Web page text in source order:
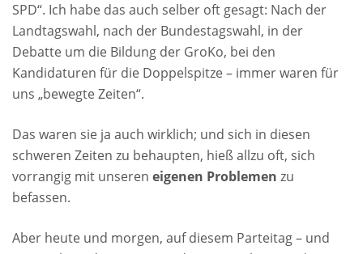
SPD“. Ich habe das auch selber oft gesagt: Nach der
Landtagswahl, nach der Bundestagswahl, in der
Debatte um die Bildung der GroKo, bei den
Kandidaturen für die Doppelspitze – immer waren für
uns „bewegte Zeiten“.
Das waren sie ja auch wirklich; und sich in diesen
schweren Zeiten zu behaupten, hieß allzu oft, sich
vorrangig mit unseren eigenen Problemen zu
befassen.
Aber heute und morgen, auf diesem Parteitag – und